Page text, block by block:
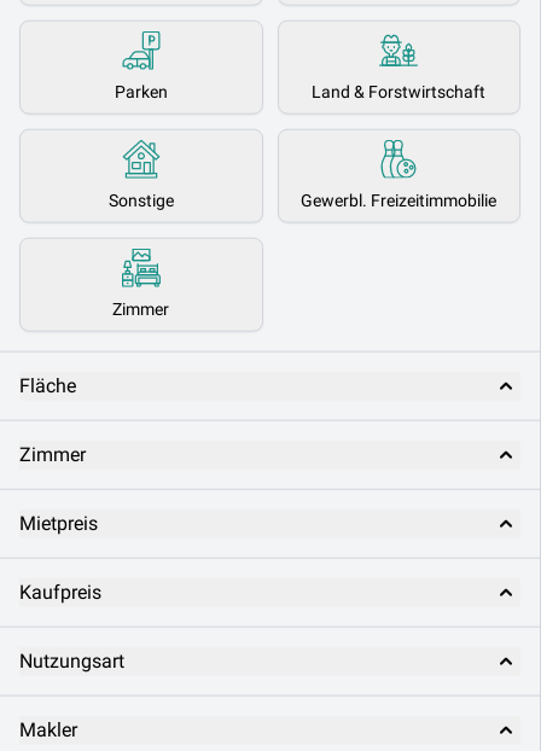
Parken Land & Forstwirtschaft
Sonstige Gewerbl. Freizeitimmobilie
Zimmer
Fläche
Zimmer
Mietpreis
Kaufpreis
Nutzungsart
Makler